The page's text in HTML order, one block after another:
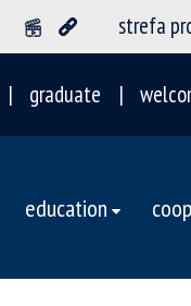
strefa
graduate
education